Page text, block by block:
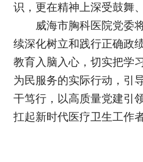
识，更在精神上深受鼓舞
威海市胸科医院党委
续深化树立和践行正确政
教育入脑入心，切实把学
为民服务的实际行动，引
干笃行，以高质量党建引
扛起新时代医疗卫生工作